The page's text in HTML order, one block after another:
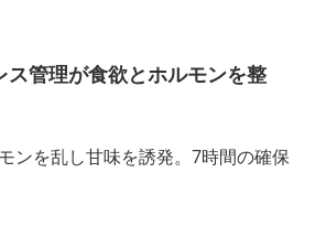
ス管理が食欲とホルモンを整
ンを乱し甘味を誘発。7時間の確保